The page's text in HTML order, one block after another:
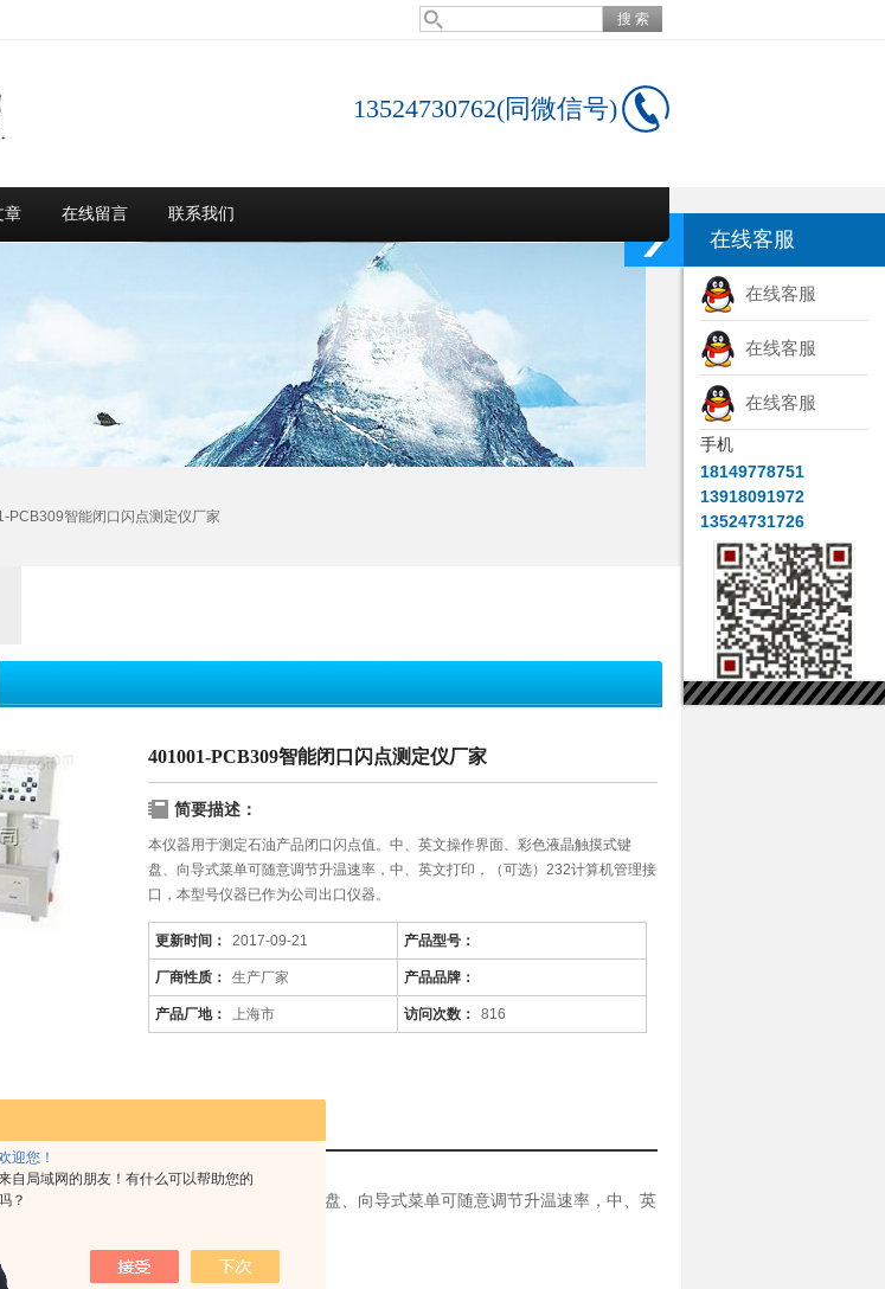
迎您！
自局域网的朋友！有什么可以帮助您的
？
13524730762(同微信号)
章 在线留言 联系我们
PCB309智能闭口闪点测定仪厂家
401001-PCB309智能闭口闪点测定仪厂家
简要描述：
本仪器用于测定石油产品闭口闪点值。中、英文操作界面、彩色液晶触摸式键
盘、向导式菜单可随意调节升温速率，中、英文打印，（可选）232计算机管理接
口，本型号仪器已作为公司出口仪器。
更新时间： 2017-09-21 产品型号：
厂商性质： 生产厂家 产品品牌：
产品厂地： 上海市 访问次数： 816
仪厂家的详细资料：
闪点测定仪
值。中、英文操作界面、彩色液晶触摸式键盘、向导式菜单可随意调节升温速率，中、英
，本型号仪器已作为公司出口仪器。
2002)
在线客服
在线客服
在线客服
在线客服
手机
18149778751
13918091972
13524731726